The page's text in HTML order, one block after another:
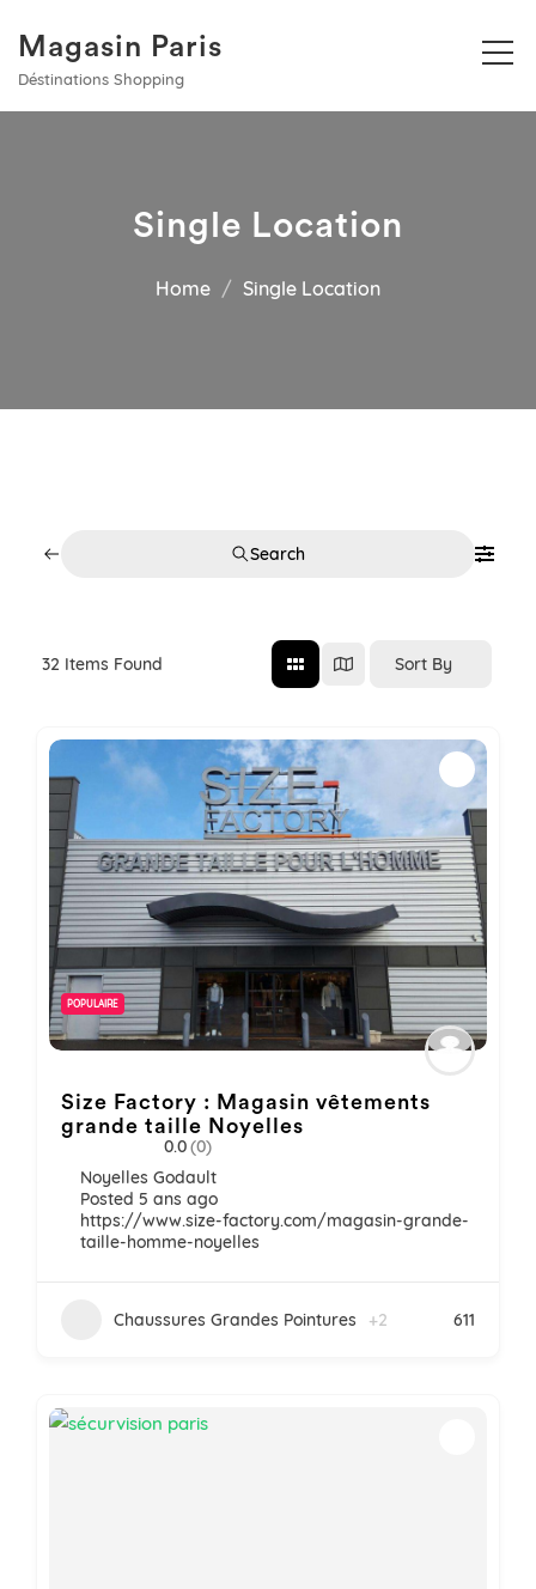
Magasin Paris
Déstinations Shopping
Single Location
Home Single Location
Search
32 Items Found Sort By
POPULAIRE
Size Factory : Magasin vêtements
grande taille Noyelles
0.0(0)
Noyelles Godault
Posted 5 ans ago
https://www.size-factory.com/magasin-grande-
taille-homme-noyelles
Chaussures Grandes Pointures +2 611